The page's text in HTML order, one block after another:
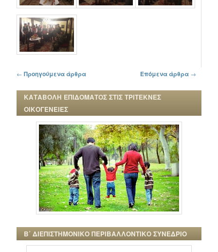
Πλοήγηση στα άρθρα
← Προηγούμενα άρθρα Επόμενα άρθρα →
ΚΑΤΑΒΟΛΗ ΕΠΙΔΟΜΑΤΟΣ ΣΤΙΣ ΤΡΙΤΕΚΝΕΣ
ΟΙΚΟΓΕΝΕΙΕΣ
Β΄ ΔΙΕΠΙΣΤΗΜΟΝΙΚΟ ΠΕΡΙΒΑΛΛΟΝΤΙΚΟ ΣΥΝΕΔΡΙΟ